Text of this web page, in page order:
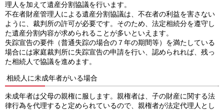
お知らせ
お問合せ
ブログ
理人を加えて遺産分割協議を行います。
不在者財産管理人による遺産分割協議は、不在者の利益を害さない
ように、裁判所の許可が必要です。そのため、法定相続分を遵守し
た遺産分割内容が求められることが多いといえます。
失踪宣告の要件（普通失踪の場合の７年の期間等）を満たしている
場合には家庭裁判所に失踪宣告の申請を行い、認められれば、残っ
た相続人で協議を進めます。
相続人に未成年者がいる場合
未成年者は父母の親権に服します。親権者は、子の財産に関する法
律行為を代理すると定められているので、親権者が法定代理人とし